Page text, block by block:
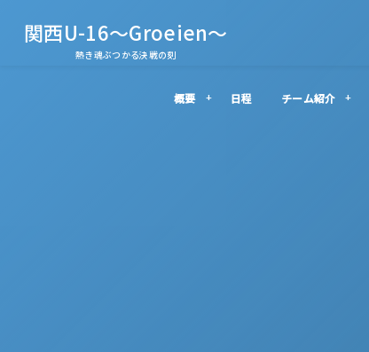
関西U-16～Groeien～
熱き魂ぶつかる決戦の刻
概要 日程 チーム紹介